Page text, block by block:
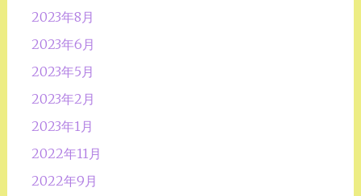
2023年8月
2023年6月
2023年5月
2023年2月
2023年1月
2022年11月
2022年9月